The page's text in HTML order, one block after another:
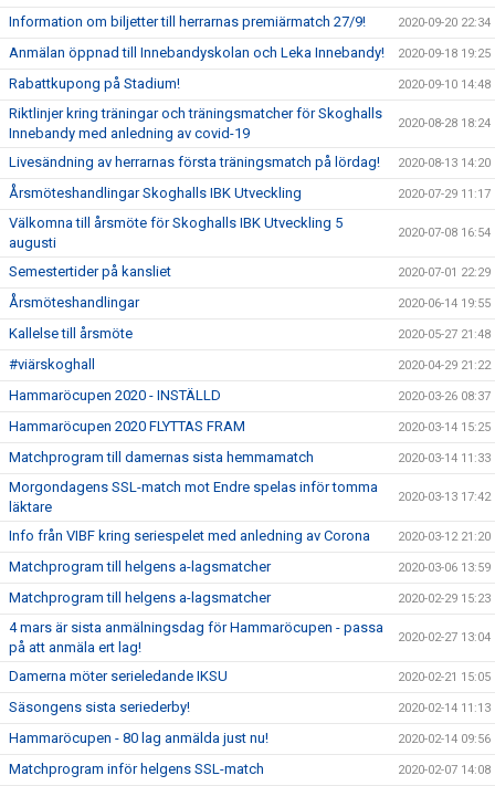
Information om biljetter till herrarnas premiärmatch 27/9! 2020-09-20 22:34
Anmälan öppnad till Innebandyskolan och Leka Innebandy! 2020-09-18 19:25
Rabattkupong på Stadium! 2020-09-10 14:48
Riktlinjer kring träningar och träningsmatcher för Skoghalls
Innebandy med anledning av covid-19
2020-08-28 18:24
Livesändning av herrarnas första träningsmatch på lördag! 2020-08-13 14:20
Årsmöteshandlingar Skoghalls IBK Utveckling 2020-07-29 11:17
Välkomna till årsmöte för Skoghalls IBK Utveckling 5
augusti
2020-07-08 16:54
Semestertider på kansliet 2020-07-01 22:29
Årsmöteshandlingar 2020-06-14 19:55
Kallelse till årsmöte 2020-05-27 21:48
#viärskoghall 2020-04-29 21:22
Hammaröcupen 2020 - INSTÄLLD 2020-03-26 08:37
Hammaröcupen 2020 FLYTTAS FRAM 2020-03-14 15:25
Matchprogram till damernas sista hemmamatch 2020-03-14 11:33
Morgondagens SSL-match mot Endre spelas inför tomma
läktare
2020-03-13 17:42
Info från VIBF kring seriespelet med anledning av Corona 2020-03-12 21:20
Matchprogram till helgens a-lagsmatcher 2020-03-06 13:59
Matchprogram till helgens a-lagsmatcher 2020-02-29 15:23
4 mars är sista anmälningsdag för Hammaröcupen - passa
på att anmäla ert lag!
2020-02-27 13:04
Damerna möter serieledande IKSU 2020-02-21 15:05
Säsongens sista seriederby! 2020-02-14 11:13
Hammaröcupen - 80 lag anmälda just nu! 2020-02-14 09:56
Matchprogram inför helgens SSL-match 2020-02-07 14:08